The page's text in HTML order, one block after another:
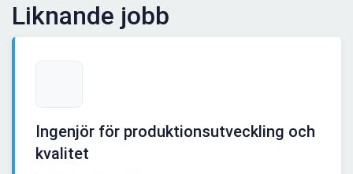
Liknande jobb
Ingenjör för produktionsutveckling och
kvalitet